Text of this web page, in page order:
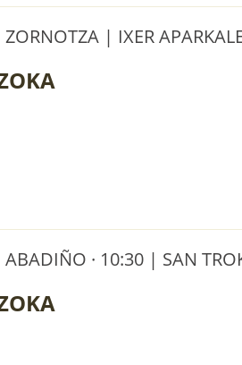
ZORNOTZA | IXER
ABADIÑO · 10:30 | SAN